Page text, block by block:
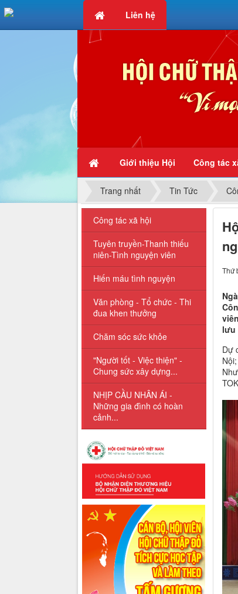
Chữ thập đỏ - Vì mọi
Giới thiệu Hội Công tác
Liên hệ
Trang nhất Tin Tức
Thứ
lưu
Dự
Công tác xã hội
Tuyên truyền-Thanh thiếu
niên-Tình nguyện viên
Hiến máu tình nguyện
Văn phòng - Tổ chức - Thi
đua khen thưởng
Chăm sóc sức khỏe
"Người tốt - Việc thiện" -
Chung sức xây dựng...
NHỊP CẦU NHÂN ÁI -
Những gia đình có hoàn
cảnh...